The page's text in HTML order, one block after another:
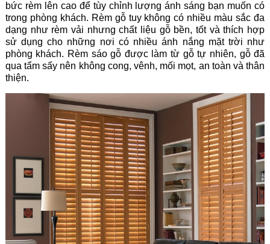
bức rèm lên cao để tùy chỉnh lượng ánh sáng bạn muốn có
trong phòng khách. Rèm gỗ tuy không có nhiều màu sắc đa
dạng như rèm vải nhưng chất liệu gỗ bền, tốt và thích hợp
sử dụng cho những nơi có nhiều ánh nắng mặt trời như
phòng khách. Rèm sáo gỗ được làm từ gỗ tự nhiên, gỗ đã
qua tẩm sấy nên không cong, vênh, mối mọt, an toàn và thân
thiện.